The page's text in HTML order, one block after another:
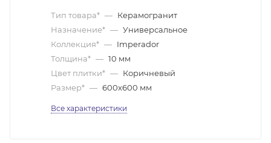
Тип товара* — Керамогранит
Назначение* — Универсальное
Коллекция* — Imperador
Толщина* — 10 мм
Цвет плитки* — Коричневый
Размер* — 600х600 мм
Все характеристики